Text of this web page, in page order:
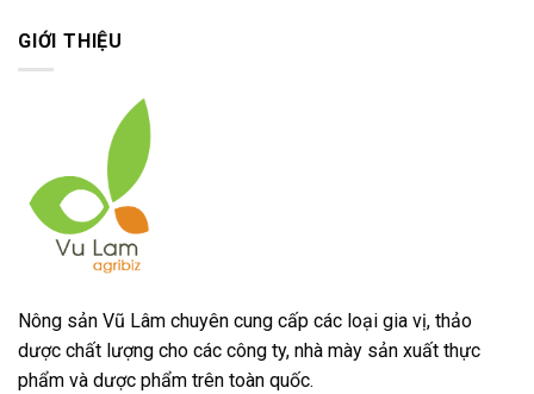
GIỚI THIỆU
Nông sản Vũ Lâm chuyên cung cấp các loại gia vị, thảo
dược chất lượng cho các công ty, nhà mày sản xuất thực
phẩm và dược phẩm trên toàn quốc.